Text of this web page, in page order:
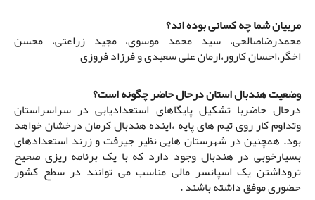
مربیان شما چه کسانی بوده اند؟
محمدرضاصالحی، سید محمد موسوی، مجید زراعتی، محسن
اخگر،احسان کارور،ارمان علی سعیدی و فرزاد فروزی
وضعیت هندبال استان درحال حاضر چگونه است؟
درحال حاضربا تشکیل پایگاهای استعدادیابی در سراسراستان
وتداوم کار روی تیم های پایه ،اینده هندبال کرمان درخشان خواهد
بود. همچنین در شهرستان هایی نظیر جیرفت و زرند استعدادهای
بسیارخوبی در هندبال وجود دارد که با یک برنامه ریزی صحیح
تروداشتن یک اسپانسر مالی مناسب می توانند در سطح کشور
حضوری موفق داشته باشند .